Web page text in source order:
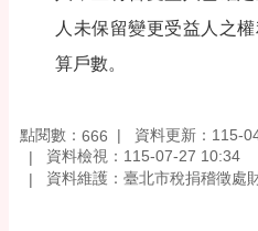
人未保留變更受益人之
算戶數。
點閱數： 666
資料更新：115-
資料檢視：115-07-27 10:34
資料維護：臺北市稅捐稽徵處